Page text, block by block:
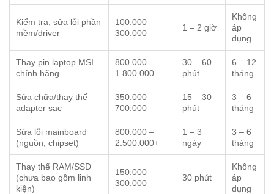
Kiểm tra, sửa lỗi phần
mềm/driver
100.000 –
300.000
1 – 2 giờ
Không
áp
dụng
Thay pin laptop MSI
chính hãng
800.000 –
1.800.000
30 – 60
phút
6 – 12
tháng
Sửa chữa/thay thế
adapter sạc
350.000 –
700.000
15 – 30
phút
3 – 6
tháng
Sửa lỗi mainboard
(nguồn, chipset)
800.000 –
2.500.000+
1 – 3
ngày
3 – 6
tháng
Thay thế RAM/SSD
(chưa bao gồm linh
kiện)
150.000 –
300.000
30 phút
Không
áp
dụng